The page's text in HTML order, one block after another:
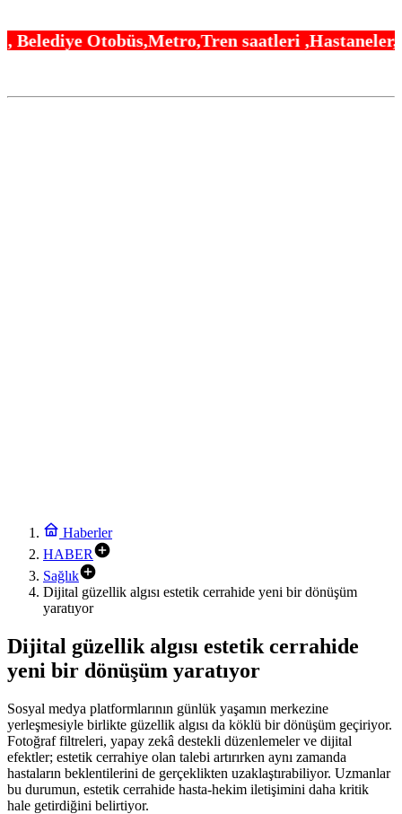
saatleri ,Hastaneler,
Haberler
HABER
Sağlık
Dijital güzellik algısı estetik cerrahide yeni bir dönüşüm
yaratıyor
Dijital güzellik algısı estetik cerrahide
yeni bir dönüşüm yaratıyor
Sosyal medya platformlarının günlük yaşamın merkezine
yerleşmesiyle birlikte güzellik algısı da köklü bir dönüşüm geçiriyor.
Fotoğraf filtreleri, yapay zekâ destekli düzenlemeler ve dijital
efektler; estetik cerrahiye olan talebi artırırken aynı zamanda
hastaların beklentilerini de gerçeklikten uzaklaştırabiliyor. Uzmanlar
bu durumun, estetik cerrahide hasta-hekim iletişimini daha kritik
hale getirdiğini belirtiyor.